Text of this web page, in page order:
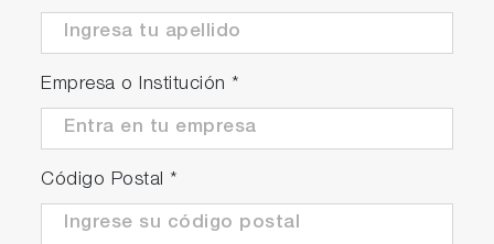
Empresa o Institución *
Código Postal *